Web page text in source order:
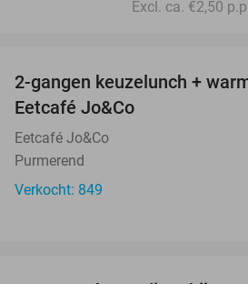
Excl. ca. €2,50
2-gangen keuzelunch +
Eetcafé Jo&Co
Eetcafé Jo&Co
Purmerend
Verkocht: 849